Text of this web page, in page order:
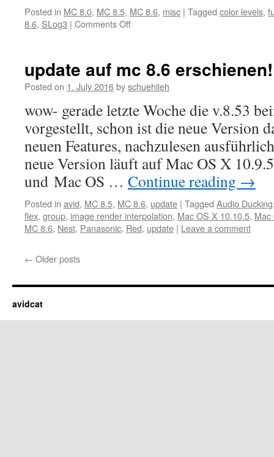
Posted in MC 8.0, MC 8.5, MC 8.6, misc | Tagged color levels,
8.6, SLog3 | Comments Offon
MC
8.45
MC
8.5
bzw.
MC
8.6
update auf mc 8.6 erschienen!
Posted on 1. July 2016byschuehlieh
wow- gerade letzte Woche die v.8.53
vorgestellt, schon ist die neue Version
neuen Features, nachzulesen
neue Version läuft auf Mac OS X
und Mac OS … Continue reading →
Posted in avid, MC 8.5, MC 8.6, update | Tagged Audio Ducking
flex, group, image render interpolation, Mac OS X 10.10.5, Mac
MC 8.6, Nest, Panasonic, Red, update | Leave a comment
← Older posts
avidcat